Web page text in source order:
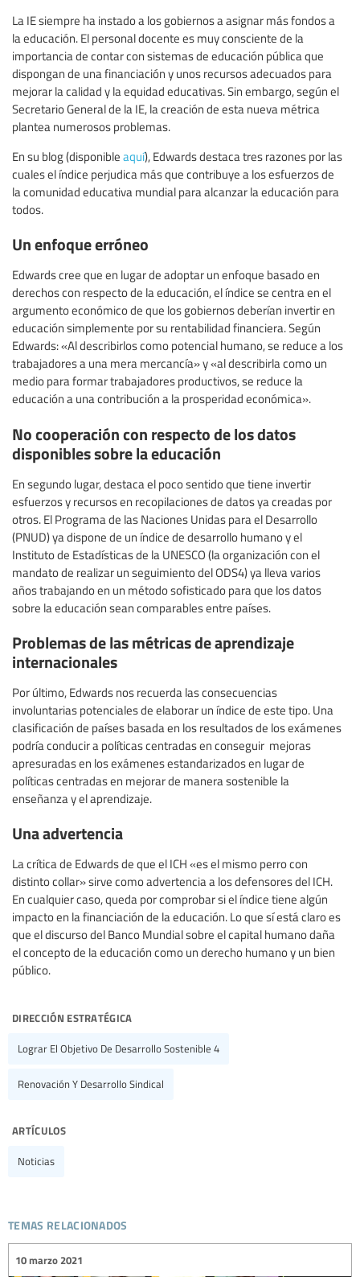
La IE siempre ha instado a los gobiernos a asignar más fondos a
la educación. El personal docente es muy consciente de la
importancia de contar con sistemas de educación pública que
dispongan de una financiación y unos recursos adecuados para
mejorar la calidad y la equidad educativas. Sin embargo, según el
Secretario General de la IE, la creación de esta nueva métrica
plantea numerosos problemas.
En su blog (disponible aquí), Edwards destaca tres razones por las
cuales el índice perjudica más que contribuye a los esfuerzos de
la comunidad educativa mundial para alcanzar la educación para
todos.
Un enfoque erróneo
Edwards cree que en lugar de adoptar un enfoque basado en
derechos con respecto de la educación, el índice se centra en el
argumento económico de que los gobiernos deberían invertir en
educación simplemente por su rentabilidad financiera. Según
Edwards: «Al describirlos como potencial humano, se reduce a los
trabajadores a una mera mercancía» y «al describirla como un
medio para formar trabajadores productivos, se reduce la
educación a una contribución a la prosperidad económica».
No cooperación con respecto de los datos
disponibles sobre la educación
En segundo lugar, destaca el poco sentido que tiene invertir
esfuerzos y recursos en recopilaciones de datos ya creadas por
otros. El Programa de las Naciones Unidas para el Desarrollo
(PNUD) ya dispone de un índice de desarrollo humano y el
Instituto de Estadísticas de la UNESCO (la organización con el
mandato de realizar un seguimiento del ODS4) ya lleva varios
años trabajando en un método sofisticado para que los datos
sobre la educación sean comparables entre países.
Problemas de las métricas de aprendizaje
internacionales
Por último, Edwards nos recuerda las consecuencias
involuntarias potenciales de elaborar un índice de este tipo. Una
clasificación de países basada en los resultados de los exámenes
podría conducir a políticas centradas en conseguir mejoras
apresuradas en los exámenes estandarizados en lugar de
políticas centradas en mejorar de manera sostenible la
enseñanza y el aprendizaje.
Una advertencia
La crítica de Edwards de que el ICH «es el mismo perro con
distinto collar» sirve como advertencia a los defensores del ICH.
En cualquier caso, queda por comprobar si el índice tiene algún
impacto en la financiación de la educación. Lo que sí está claro es
que el discurso del Banco Mundial sobre el capital humano daña
el concepto de la educación como un derecho humano y un bien
público.
dirección estratégica
Lograr El Objetivo De Desarrollo Sostenible 4
Renovación Y Desarrollo Sindical
artículos
Noticias
temas relacionados
10 marzo 2021